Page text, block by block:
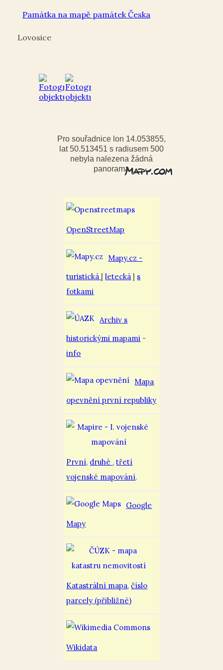
Památka na mapě památek Česka
Lovosice
Pro souřadnice lon 14.053855,
lat 50.513451 s radiusem 500
nebyla nalezena žádná
panorama
OpenStreetMap
Mapy.cz -
turistická |letecká | s
fotkami
Archiv s
historickými mapami -
info
Mapa
opevnění první republiky
První, druhé ,třetí
vojenské mapování.
Google
Mapy
Katastrální mapa,číslo
parcely (přibližné)
Wikidata